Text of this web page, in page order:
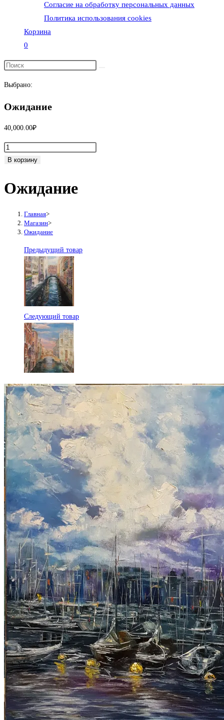
Согласие на обработку персональных данных
Политика использования cookies
Корзина
0
поиск
по
сайту
Выбрано:
Ожидание
40,000.00₽
Количество
товара
В корзину
Ожидание
Главная>
Магазин>
Ожидание
Предыдущий товар
Следующий товар